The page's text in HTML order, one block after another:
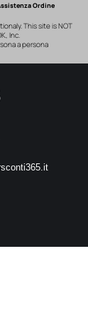
Ordine
This site is NOT
Inc.
a persona